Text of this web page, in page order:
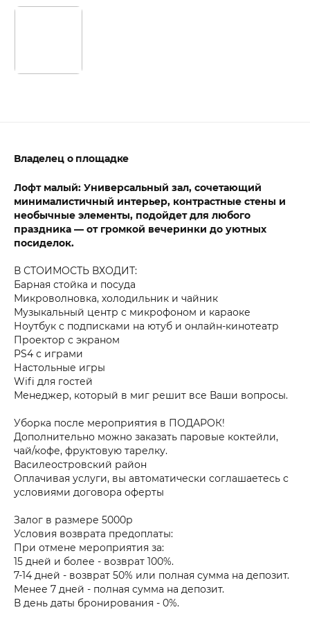
Владелец о площадке
Лофт малый: Универсальный зал, сочетающий
минималистичный интерьер, контрастные стены и
необычные элементы, подойдет для любого
праздника — от громкой вечеринки до уютных
посиделок.
В СТОИМОСТЬ ВХОДИТ:
Барная стойка и посуда
Микроволновка, холодильник и чайник
Музыкальный центр с микрофоном и караоке
Ноутбук с подписками на ютуб и онлайн-кинотеатр
Проектор с экраном
PS4 с играми
Настольные игры
Wifi для гостей
Менеджер, который в миг решит все Ваши вопросы.
Уборка после мероприятия в ПОДАРОК!
Дополнительно можно заказать паровые коктейли,
чай/кофе, фруктовую тарелку.
Василеостровский район
Оплачивая услуги, вы автоматически соглашаетесь с
условиями договора оферты
Залог в размере 5000р
Условия возврата предоплаты:
При отмене мероприятия за:
15 дней и более - возврат 100%.
7-14 дней - возврат 50% или полная сумма на депозит.
Менее 7 дней - полная сумма на депозит.
В день даты бронирования - 0%.